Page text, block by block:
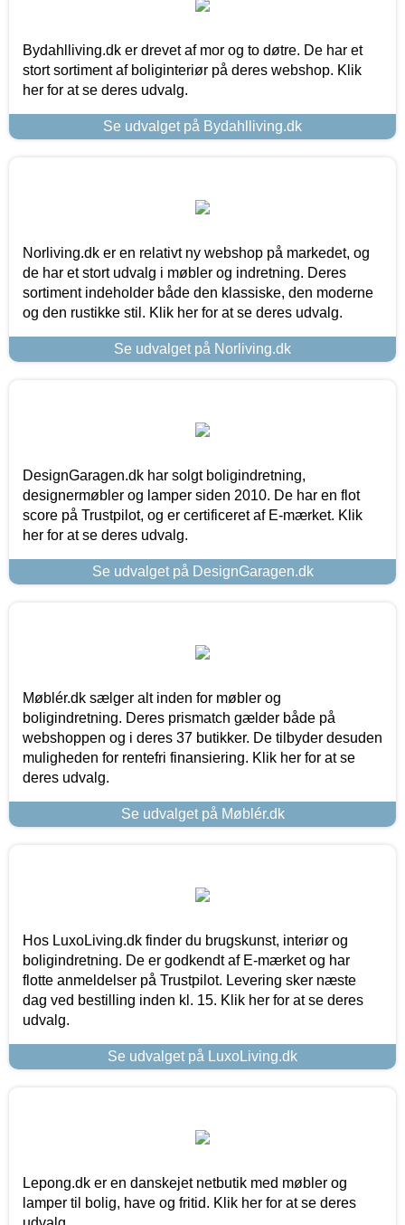
Bydahlliving.dk er drevet af mor og to døtre. De har et
stort sortiment af boliginteriør på deres webshop. Klik
her for at se deres udvalg.
Se udvalget på Bydahlliving.dk
Norliving.dk er en relativt ny webshop på markedet, og
de har et stort udvalg i møbler og indretning. Deres
sortiment indeholder både den klassiske, den moderne
og den rustikke stil. Klik her for at se deres udvalg.
Se udvalget på Norliving.dk
DesignGaragen.dk har solgt boligindretning,
designermøbler og lamper siden 2010. De har en flot
score på Trustpilot, og er certificeret af E-mærket. Klik
her for at se deres udvalg.
Se udvalget på DesignGaragen.dk
Møblér.dk sælger alt inden for møbler og
boligindretning. Deres prismatch gælder både på
webshoppen og i deres 37 butikker. De tilbyder desuden
muligheden for rentefri finansiering. Klik her for at se
deres udvalg.
Se udvalget på Møblér.dk
Hos LuxoLiving.dk finder du brugskunst, interiør og
boligindretning. De er godkendt af E-mærket og har
flotte anmeldelser på Trustpilot. Levering sker næste
dag ved bestilling inden kl. 15. Klik her for at se deres
udvalg.
Se udvalget på LuxoLiving.dk
Lepong.dk er en danskejet netbutik med møbler og
lamper til bolig, have og fritid. Klik her for at se deres